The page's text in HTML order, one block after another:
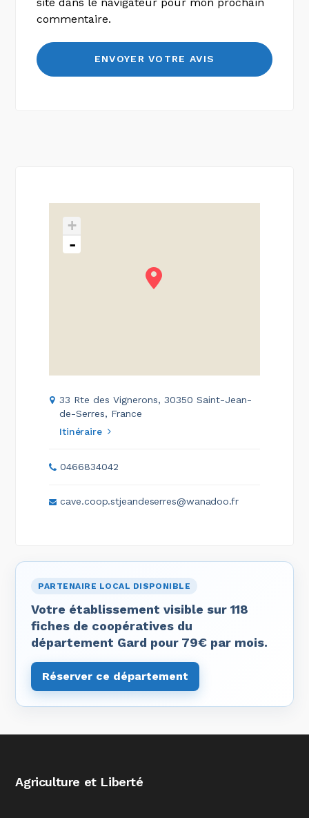
commentaire.
+
-
33 Rte des Vignerons, 30350 Saint-Jean-
de-Serres, France
Itinéraire
0466834042
cave.coop.stjeandeserres@wanadoo.fr
PARTENAIRE LOCAL DISPONIBLE
Votre établissement visible sur 118
fiches de coopératives du
département Gard pour 79€ par mois.
Réserver ce département
Agriculture et Liberté